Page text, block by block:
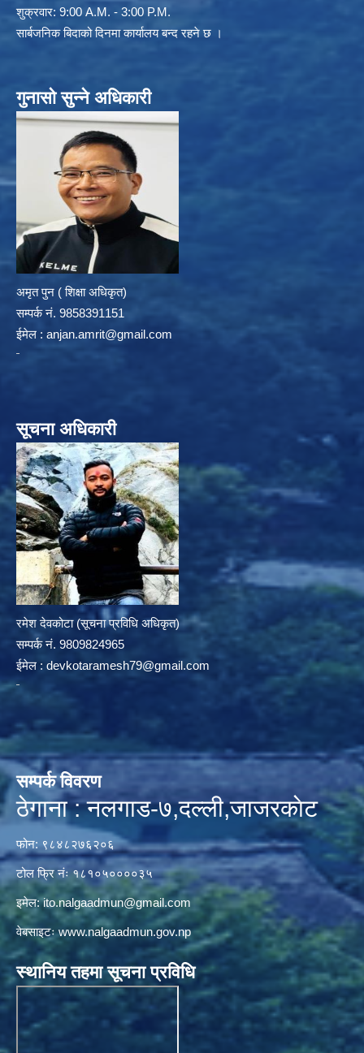
शुक्रवार: 9:00 A.M. - 3:00 P.M.
सार्बजनिक बिदाको दिनमा कार्यालय बन्द रहने छ ।
गुनासो सुन्ने अधिकारी
अमृत पुन ( शिक्षा अधिकृत)
सम्पर्क न‌ं. 9858391151
ईमेल : anjan.amrit@gmail.com
सूचना अधिकारी
रमेश देवकोटा (सूचना प्रविधि अधिकृत)
सम्पर्क न‌ं. 9809824965
ईमेल : devkotaramesh79@gmail.com
सम्पर्क विवरण
ठेगाना : नलगाड-७,दल्ली,जाजरकाेट
फोन: ९८४८२७६२०६
टोल फ्रि नंः १८१०५००००३५
इमेल:ito.nalgaadmun@gmail.com
वेबसाइटःwww.nalgaadmun.gov.np
स्थानिय तहमा सूचना प्रविधि